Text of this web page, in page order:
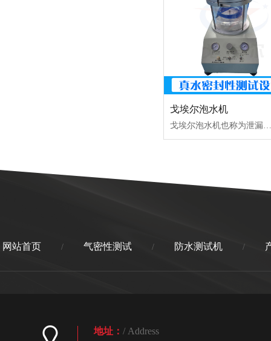
戈埃尔泡水机
网站首页 / 气密性测试 / 防水测试机 /
地址： / Address